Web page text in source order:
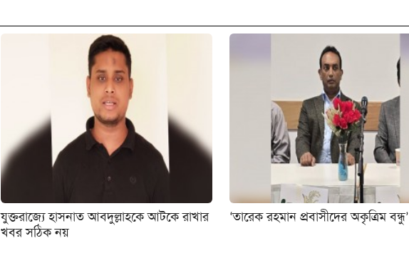
যুক্তরাজ্যে হাসনাত আবদুল্লাহকে আটকে রাখার
খবর সঠিক নয়
‘তারেক রহমান প্রবাসীদের অকৃত্রিম বন্ধু’